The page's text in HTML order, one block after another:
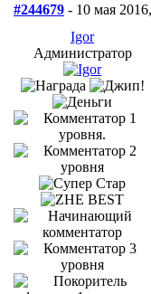
#244679 - 10 мая
Igor
Администратор